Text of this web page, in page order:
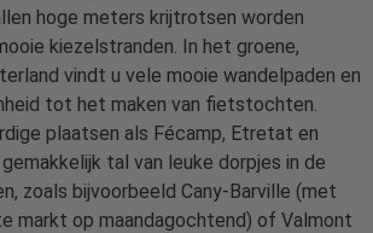
hoge meters krijtrotsen worden
kiezelstranden. In het groene,
vindt u vele mooie wandelpaden en
tot het maken van fietstochten.
plaatsen als Fécamp, Etretat en
tal van leuke dorpjes in de
zoals bijvoorbeeld Cany-Barville (met
markt op maandagochtend) of Valmont